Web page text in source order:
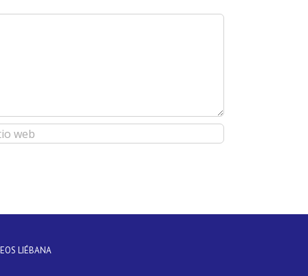
LIÉBANA